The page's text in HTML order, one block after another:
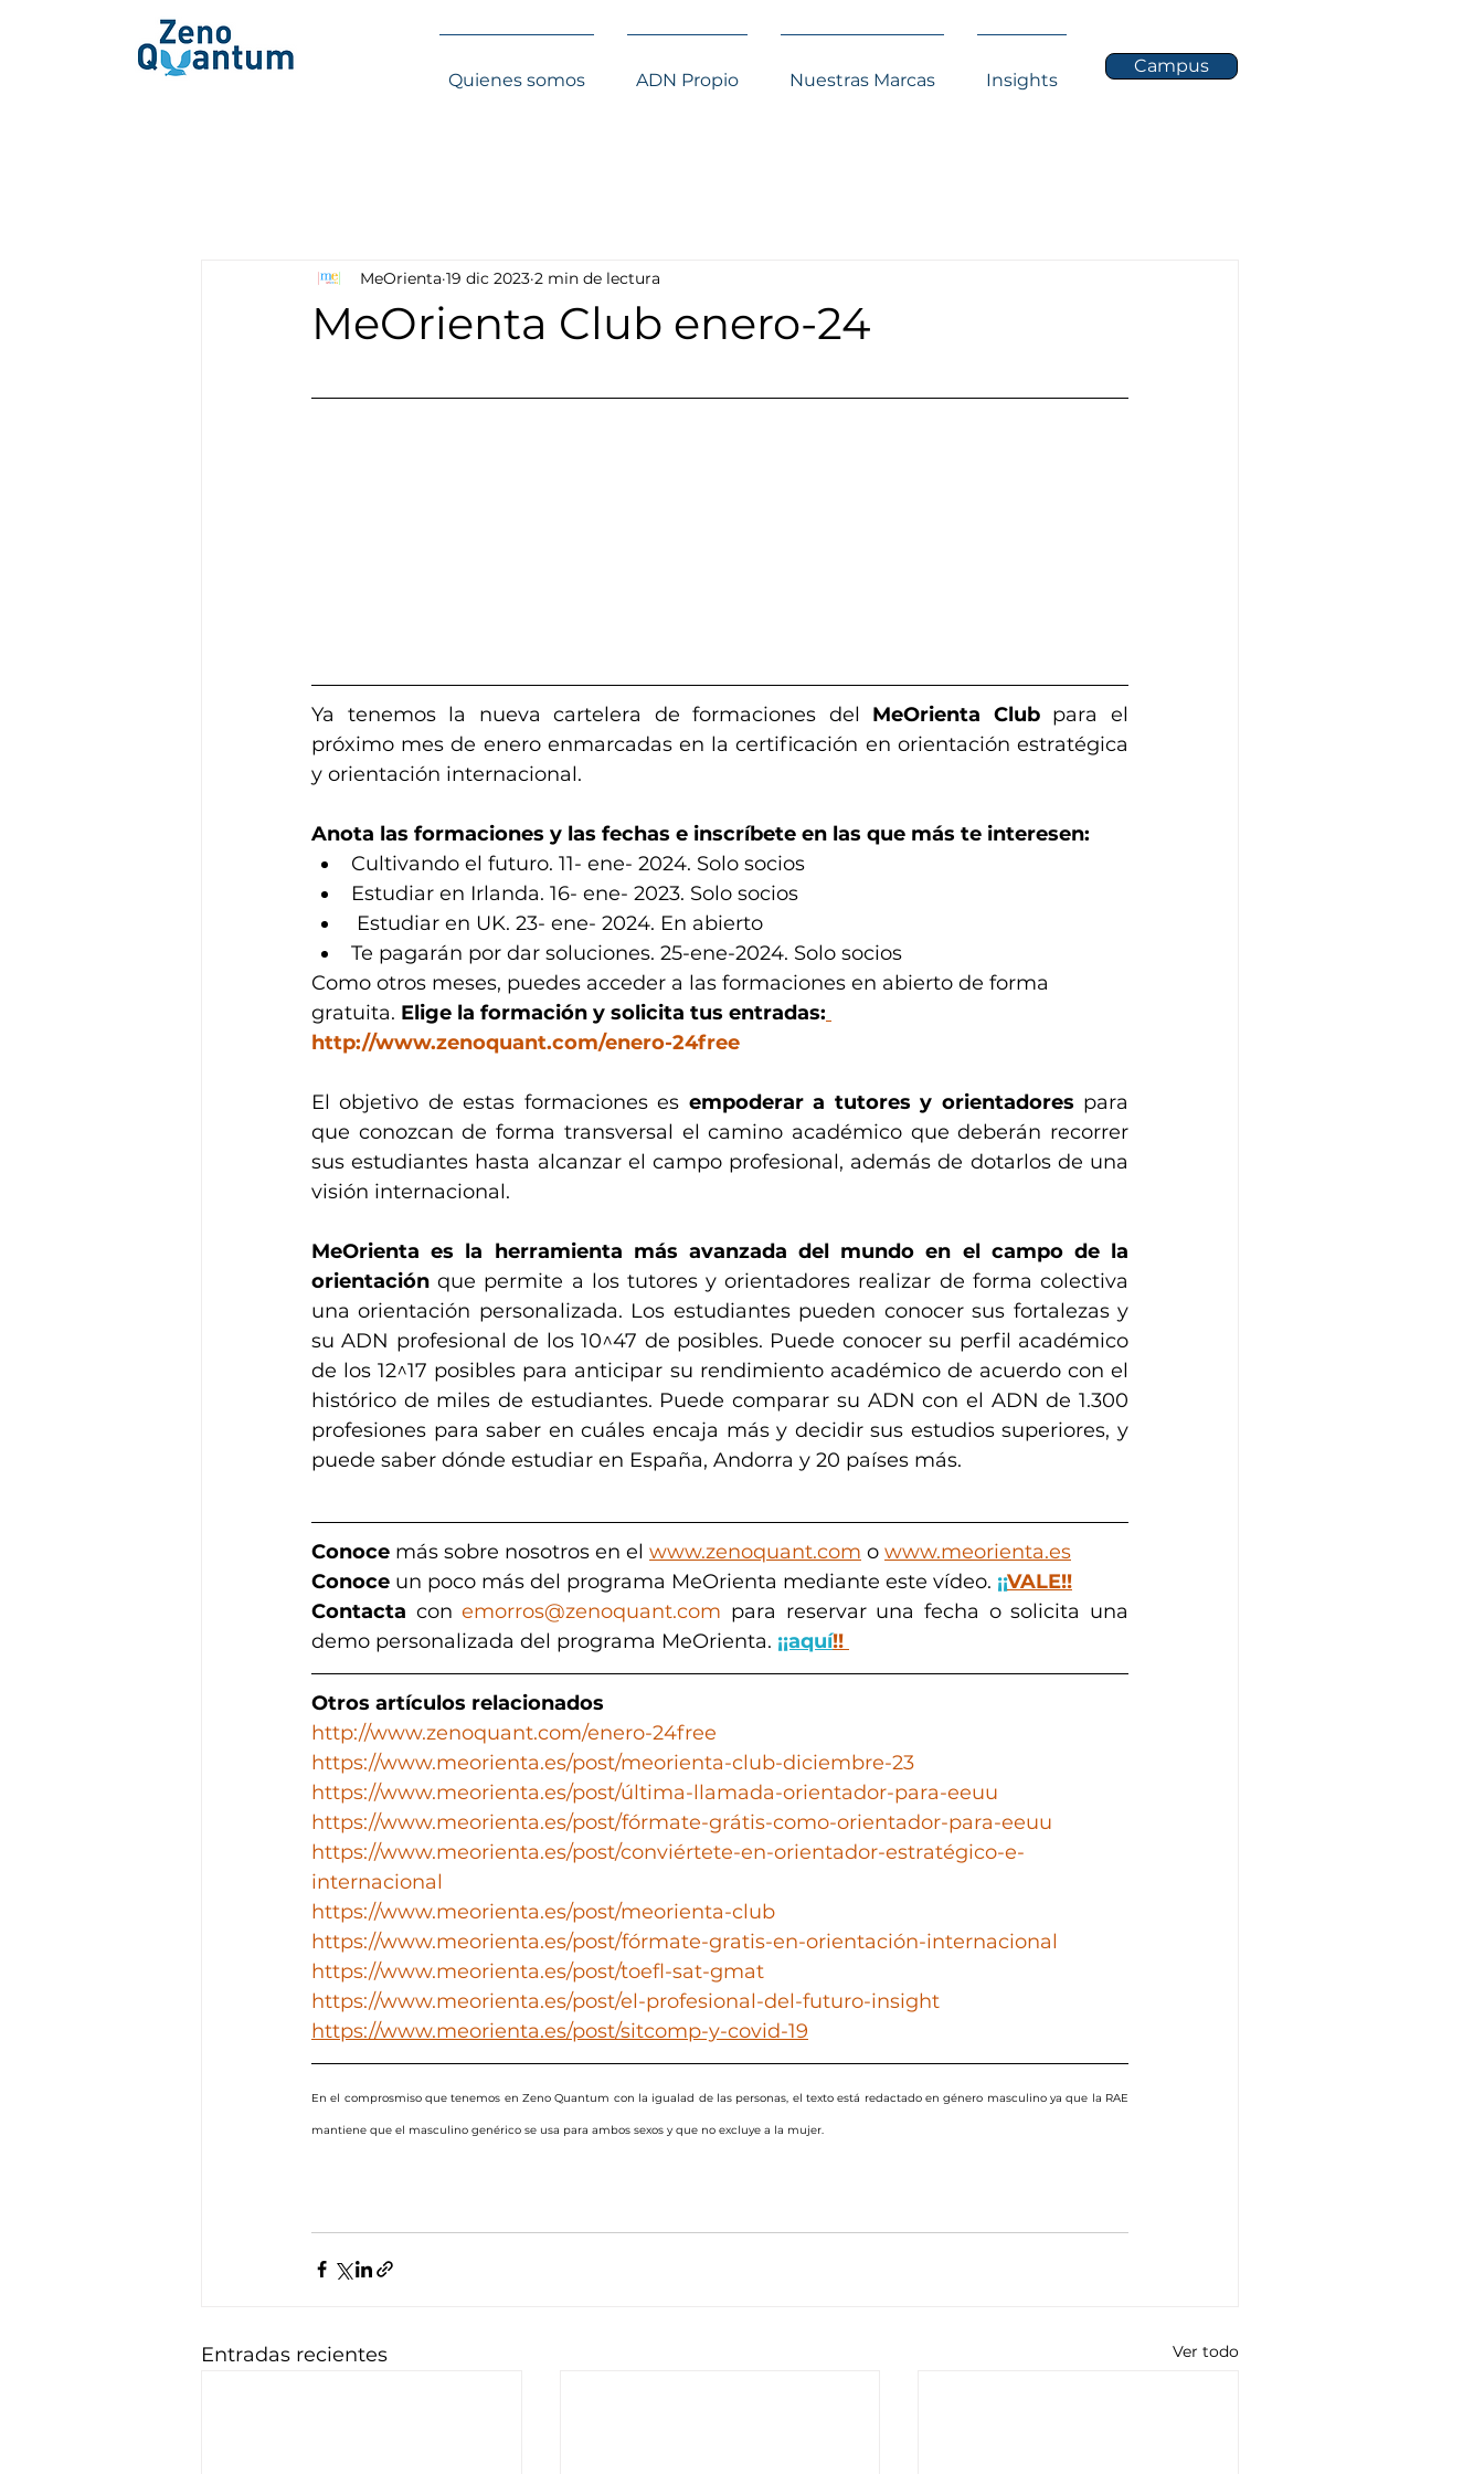
Quienes somos ADN Propio Nuestras Marcas Insights
Campus
MeOrienta Club enero-24
MeOrienta 19 dic 2023 2 min de lectura
Ya tenemos la nueva cartelera de formaciones del MeOrienta Club para el
próximo mes de enero enmarcadas en la certificación en orientación estratégica
y orientación internacional.
Anota las formaciones y las fechas e inscríbete en las que más te interesen:
Cultivando el futuro. 11- ene- 2024. Solo socios
Estudiar en Irlanda. 16- ene- 2023. Solo socios
Estudiar en UK. 23- ene- 2024. En abierto
Te pagarán por dar soluciones. 25-ene-2024. Solo socios
Como otros meses, puedes acceder a las formaciones en abierto de forma
gratuita. Elige la formación y solicita tus entradas:
http://www.zenoquant.com/enero-24free
El objetivo de estas formaciones es empoderar a tutores y orientadores para
que conozcan de forma transversal el camino académico que deberán recorrer
sus estudiantes hasta alcanzar el campo profesional, además de dotarlos de una
visión internacional.
MeOrienta es la herramienta más avanzada del mundo en el campo de la
orientación que permite a los tutores y orientadores realizar de forma colectiva
una orientación personalizada. Los estudiantes pueden conocer sus fortalezas y
su ADN profesional de los 10^47 de posibles. Puede conocer su perfil académico
de los 12^17 posibles para anticipar su rendimiento académico de acuerdo con el
histórico de miles de estudiantes. Puede comparar su ADN con el ADN de 1.300
profesiones para saber en cuáles encaja más y decidir sus estudios superiores, y
puede saber dónde estudiar en España, Andorra y 20 países más.
Conoce más sobre nosotros en el www.zenoquant.com o www.meorienta.es
Conoce un poco más del programa MeOrienta mediante este vídeo. ¡¡VALE!!
Contacta con emorros@zenoquant.com para reservar una fecha o solicita una
demo personalizada del programa MeOrienta. ¡¡aquí!!
Otros artículos relacionados
http://www.zenoquant.com/enero-24free
https://www.meorienta.es/post/meorienta-club-diciembre-23
https://www.meorienta.es/post/última-llamada-orientador-para-eeuu
https://www.meorienta.es/post/fórmate-grátis-como-orientador-para-eeuu
https://www.meorienta.es/post/conviértete-en-orientador-estratégico-e-
internacional
https://www.meorienta.es/post/meorienta-club
https://www.meorienta.es/post/fórmate-gratis-en-orientación-internacional
https://www.meorienta.es/post/toefl-sat-gmat
https://www.meorienta.es/post/el-profesional-del-futuro-insight
https://www.meorienta.es/post/sitcomp-y-covid-19
En el comprosmiso que tenemos en Zeno Quantum con la igualad de las personas, el texto está redactado en género masculino ya que la RAE
mantiene que el masculino genérico se usa para ambos sexos y que no excluye a la mujer.
Entradas recientes Ver todo